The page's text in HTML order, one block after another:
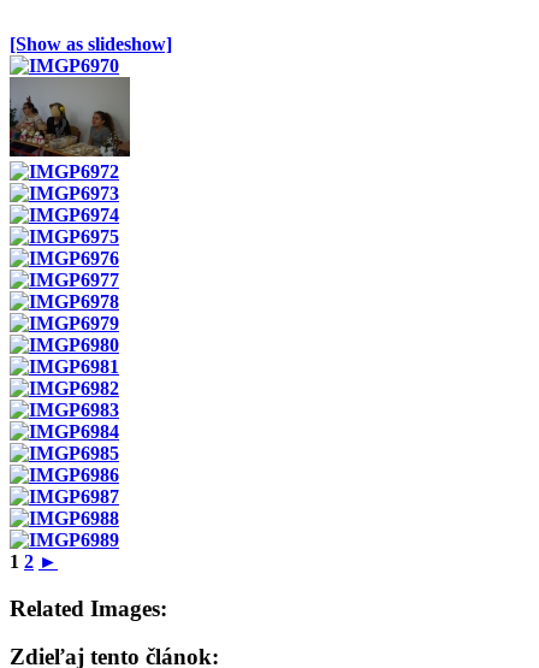
[Show as slideshow]
1 2 ►
Related Images:
Zdieľaj tento článok: